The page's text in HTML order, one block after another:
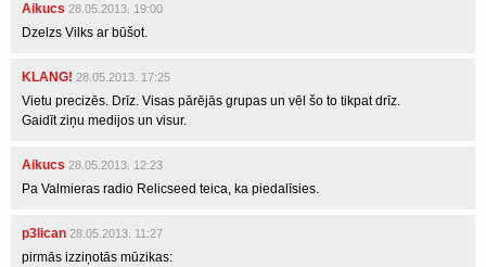
Aikucs 28.05.2013. 19:00
Dzelzs Vilks ar būšot.
KLANG! 28.05.2013. 17:25
Vietu precizēs. Drīz. Visas pārējās grupas un vēl šo to tikpat drīz.
Gaidīt ziņu medijos un visur.
Aikucs 28.05.2013. 12:23
Pa Valmieras radio Relicseed teica, ka piedalīsies.
p3lican 28.05.2013. 11:27
pirmās izziņotās mūzikas: